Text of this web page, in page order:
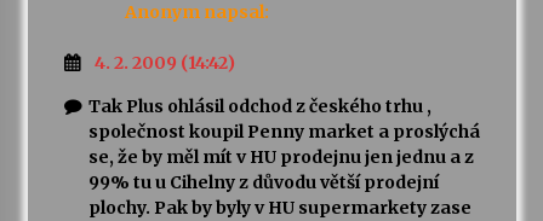
Anonym napsal:
4. 2. 2009 (14:42)
Tak Plus ohlásil odchod z českého trhu ,
společnost koupil Penny market a proslýchá
se, že by měl mít v HU prodejnu jen jednu a z
99% tu u Cihelny z důvodu větší prodejní
plochy. Pak by byly v HU supermarkety zase